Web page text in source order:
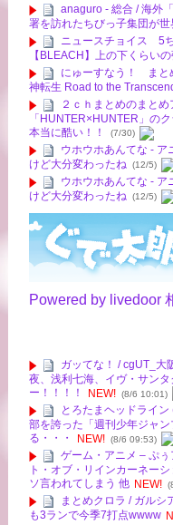
anaguro - 総合 / 海外
署を訪れたちびっ子集団が
ニュースチョイス 5
【BLEACH】上の下くらいの
にゅーすなう！ まと
神転生 Road to the
２ｃｈまとめのまとめ
「HUNTER×HUNTER」の
本当に酷い！！
(7/30)
ウホウホあんてな - ア
けど大分変わったね (12/5)
ウホウホあんてな - ア
けど大分変わったね (12/5)
Powered by livedoor
ガッてな！ / cgUT_大
夜、浅利七海、イヴ・サン
ー！！！！
NEW! (8/6 10:01)
とろたまヘッドライ
部を誇った「週刊少年ジャ
る・・・
NEW! (8/6 09:53)
ゲーム・アニメ – ぷ
ト・オブ・リインカーネー
ソ言われてしまう 他 NEW!
まとめクロラ / ガル
も3ランで今季7打点wwww